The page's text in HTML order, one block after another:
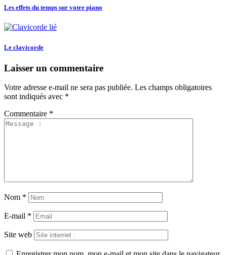
Les effets du temps sur votre piano
Le clavicorde
Laisser un commentaire
Votre adresse e-mail ne sera pas publiée. Les champs obligatoires
sont indiqués avec *
Commentaire *
Nom *
E-mail *
Site web